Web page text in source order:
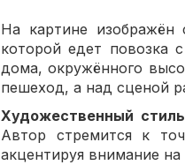
На картине изображён
которой едет повозка
дома, окружённого
пешеход, а над сценой
Художественный стиль
Автор стремится к
акцентируя внимание